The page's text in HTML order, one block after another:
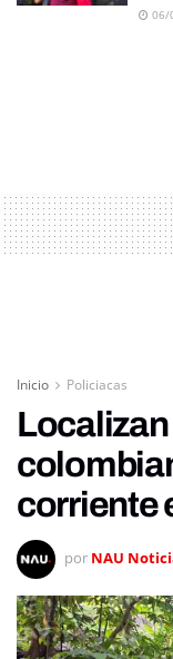
06/
Inicio Policiacas
corriente
por NAU